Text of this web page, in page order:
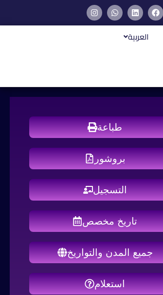
العربية
طباعة
بروشور
التسجيل
تاريخ مخصص
جميع المدن والتواريخ
استعلام